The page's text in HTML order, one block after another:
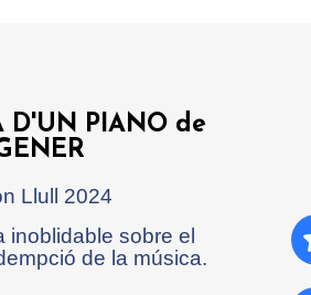
D'UN PIANO de
Llull 2024
inoblidable sobre el
de la música.